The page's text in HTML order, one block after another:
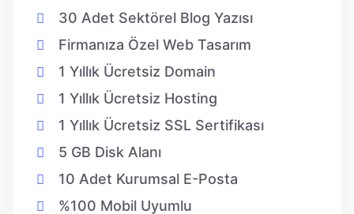
30 Adet Sektörel Blog Yazısı
Firmanıza Özel Web Tasarım
1 Yıllık Ücretsiz Domain
1 Yıllık Ücretsiz Hosting
1 Yıllık Ücretsiz SSL Sertifikası
5 GB Disk Alanı
10 Adet Kurumsal E-Posta
%100 Mobil Uyumlu